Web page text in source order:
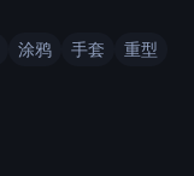
涂鸦 手套
重型